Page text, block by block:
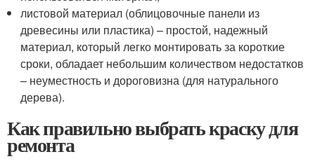
листовой материал (облицовочные панели из
древесины или пластика) – простой, надежный
материал, который легко монтировать за короткие
сроки, обладает небольшим количеством недостатков
– неуместность и дороговизна (для натурального
дерева).
Как правильно выбрать краску для
ремонта